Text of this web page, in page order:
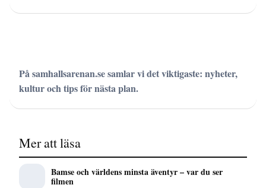
På samhallsarenan.se samlar vi det viktigaste: nyheter,
kultur och tips för nästa plan.
Mer att läsa
Bamse och världens minsta äventyr – var du ser
filmen